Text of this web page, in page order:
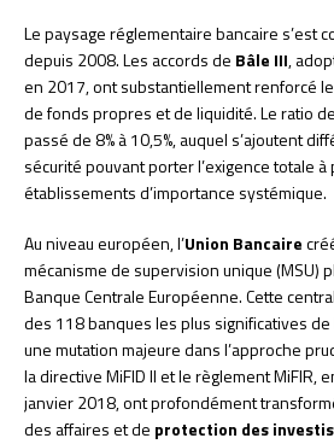
Le paysage réglementaire bancaire s’est
depuis 2008. Les accords de Bâle III,
en 2017, ont substantiellement renforcé
de fonds propres et de liquidité. Le ratio
passé de 8% à 10,5%, auquel s’ajoutent
sécurité pouvant porter l’exigence totale à
établissements d’importance systémique.
Au niveau européen, l’Union Bancaire
mécanisme de supervision unique (MSU)
Banque Centrale Européenne. Cette
des 118 banques les plus significatives
une mutation majeure dans l’approche
la directive MiFID II et le règlement MiFIR,
janvier 2018, ont profondément
des affaires et de protection des